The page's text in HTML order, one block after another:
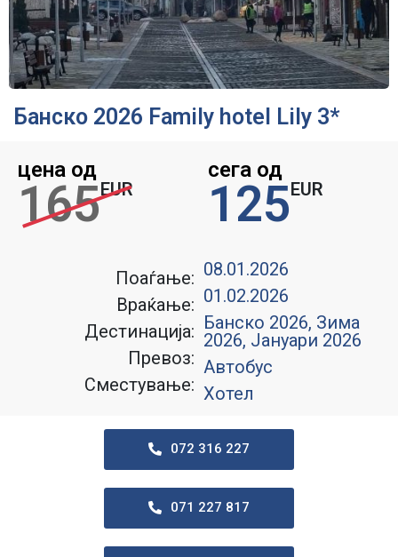
Банско 2026 Family hotel Lily 3*
цена од
165EUR
сега од
125 EUR
Поаѓање:
Враќање:
Дестинација:
Превоз:
Сместување:
08.01.2026
01.02.2026
Банско 2026, Зима
2026, Јануари 2026
Автобус
Хотел
072 316 227
071 227 817